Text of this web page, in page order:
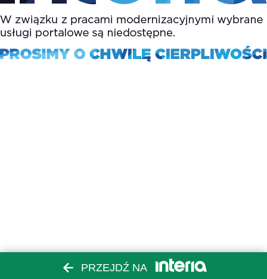
PRZEJDŹ NA